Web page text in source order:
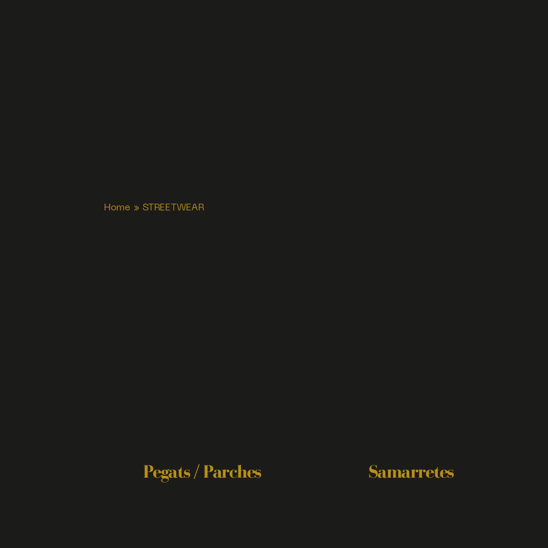
Home »STREETWEAR
Pegats / Parches Samarretes